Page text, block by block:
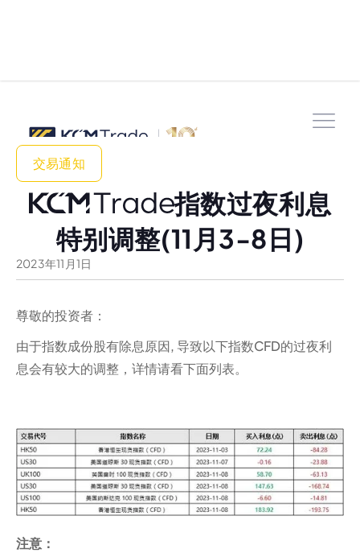
交易通知
指数过夜利息
特别调整(11月3-8日)
2023年11 月1日
尊敬的投资者：
由于指数成份股有除息原因, 导致以下指数CFD的过夜利
息会有较大的调整，详情请看下面列表。
注意：